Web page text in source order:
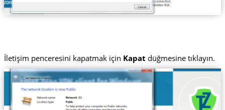
İletişim penceresini kapatmak için Kapat düğmesine tıklayın.